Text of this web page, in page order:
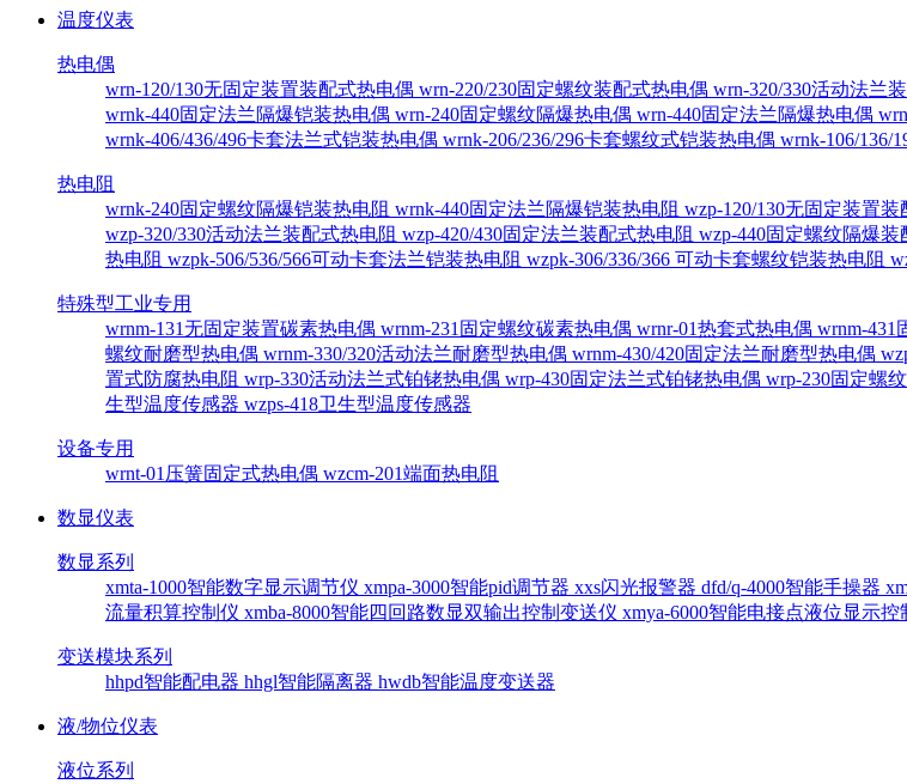
温度仪表
热电偶
wrn-120/130无固定装置装配式热电偶 wrn-220/230固定螺纹装配式热电偶 wrn-320/330活动法兰
wrnk-440固定法兰隔爆铠装热电偶 wrn-240固定螺纹隔爆热电偶 wrn-440固定法兰隔爆热电偶
wrnk-406/436/496卡套法兰式铠装热电偶 wrnk-206/236/296卡套螺纹式铠装热电偶 wrnk-106/136/
热电阻
wrnk-240固定螺纹隔爆铠装热电阻 wrnk-440固定法兰隔爆铠装热电阻 wzp-120/130无固定装置装
wzp-320/330活动法兰装配式热电阻 wzp-420/430固定法兰装配式热电阻 wzp-440固定螺纹隔爆装
热电阻 wzpk-506/536/566可动卡套法兰铠装热电阻 wzpk-306/336/366 可动卡套螺纹铠装热电阻
特殊型工业专用
wrnm-131无固定装置碳素热电偶 wrnm-231固定螺纹碳素热电偶 wrnr-01热套式热电偶 wrnm-431
螺纹耐磨型热电偶 wrnm-330/320活动法兰耐磨型热电偶 wrnm-430/420固定法兰耐磨型热电偶
置式防腐热电阻 wrp-330活动法兰式铂铑热电偶 wrp-430固定法兰式铂铑热电偶 wrp-230固定螺
生型温度传感器 wzps-418卫生型温度传感器
设备专用
wrnt-01压簧固定式热电偶 wzcm-201端面热电阻
数显仪表
数显系列
xmta-1000智能数字显示调节仪 xmpa-3000智能pid调节器 xxs闪光报警器 dfd/q-4000智能手操器
流量积算控制仪 xmba-8000智能四回路数显双输出控制变送仪 xmya-6000智能电接点液位显示控
变送模块系列
hhpd智能配电器 hhgl智能隔离器 hwdb智能温度变送器
液/物位仪表
液位系列